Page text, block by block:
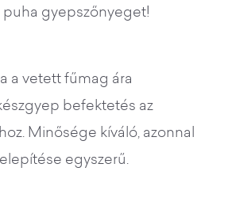
puha gyepszőnyeget!
a vetett fűmag ára
befektetés az
Minősége kíváló, azonnal
egyszerű.